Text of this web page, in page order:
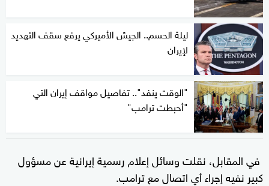
ليلة الحسم.. الجيش الأميركي يرفع سقف التهديد
لإيران
"الوقت ينفد".. تفاصيل مواقف إيران التي
"أحبطت ترامب"
في المقابل، نقلت وسائل إعلام رسمية إيرانية عن مسؤول
كبير نفيه إجراء أي اتصال مع ترامب.